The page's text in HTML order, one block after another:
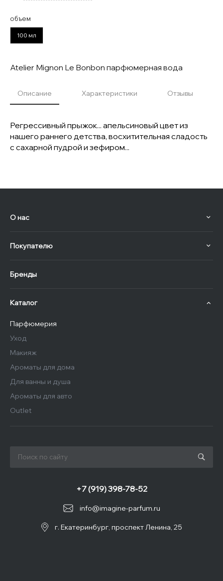
объем
100 мл
Atelier Mignon Le Bonbon парфюмерная вода
Описание Характеристики Отзывы
Регрессивный прыжок... апельсиновый цвет из
нашего раннего детства, восхитительная сладость
с сахарной пудрой и зефиром...
О нас
Покупателю
Бренды
Каталог
Парфюмерия
Уход
Макияж
Ароматы для дома
Для ванны и душа
Ароматы для авто
Outlet
info@imagine-parfum.ru
+7 (919) 398-78-52
г. Екатеринбург, проспект Ленина, 25